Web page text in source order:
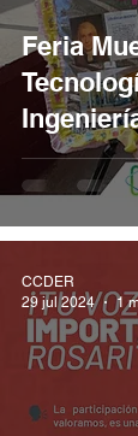
Feria
CCDER
29 jul 2024
1